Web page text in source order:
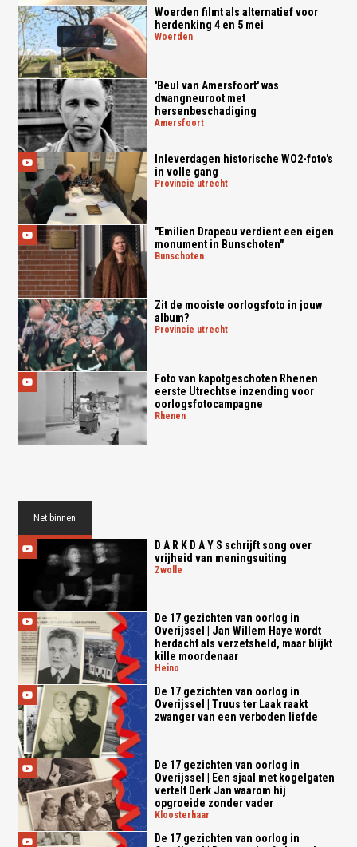
Woerden filmt als alternatief voor
herdenking 4 en 5 mei
woerden
'Beul van Amersfoort' was
dwangneuroot met
hersenbeschadiging
amersfoort
Inleverdagen historische WO2-foto's
in volle gang
provincie utrecht
"Emilien Drapeau verdient een eigen
monument in Bunschoten"
bunschoten
Zit de mooiste oorlogsfoto in jouw
album?
provincie utrecht
Foto van kapotgeschoten Rhenen
eerste Utrechtse inzending voor
oorlogsfotocampagne
rhenen
Net binnen
D A R K D A Y S schrijft song over
vrijheid van meningsuiting
zwolle
De 17 gezichten van oorlog in
Overijssel | Jan Willem Haye wordt
herdacht als verzetsheld, maar blijkt
kille moordenaar
heino
De 17 gezichten van oorlog in
Overijssel | Truus ter Laak raakt
zwanger van een verboden liefde
De 17 gezichten van oorlog in
Overijssel | Een sjaal met kogelgaten
vertelt Derk Jan waarom hij
opgroeide zonder vader
kloosterhaar
De 17 gezichten van oorlog in